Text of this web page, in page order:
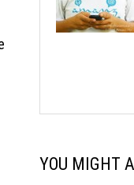
YOU MIGHT